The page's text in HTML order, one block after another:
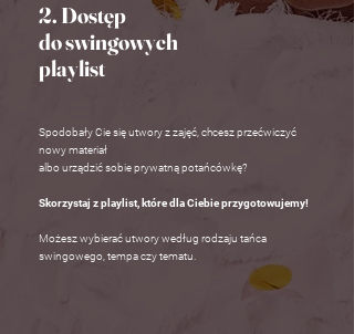
2. Dostęp
do swingowych
playlist
Spodobały Cie się utwory z zajęć, chcesz przećwiczyć
nowy materiał
albo urządzić sobie prywatną potańcówkę?
Skorzystaj z playlist, które dla Ciebie przygotowujemy!
Możesz wybierać utwory według rodzaju tańca
swingowego, tempa czy tematu.